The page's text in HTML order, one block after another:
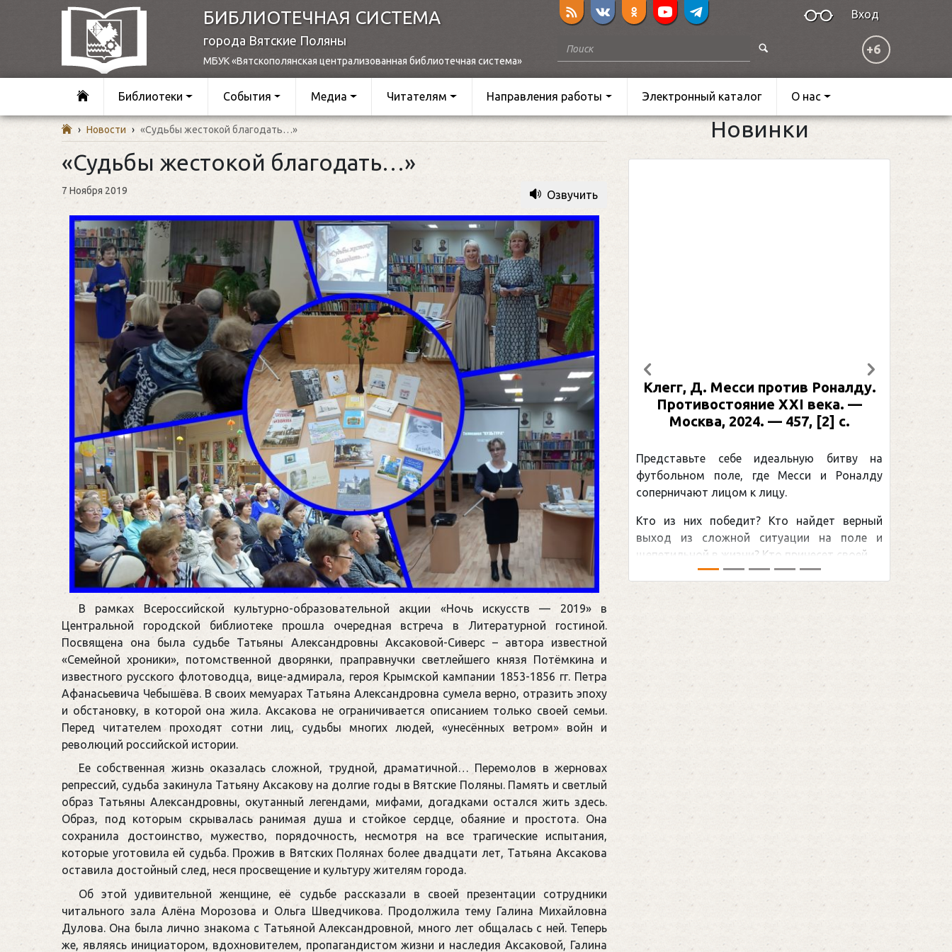
БИБЛИОТЕЧНАЯ СИСТЕМА
города Вятские Поляны
МБУК «Вятскополянская централизованная библиотечная система»
Вход
+6
Библиотеки События Медиа Читателям Направления работы Электронный каталог О нас
› Новости › «Судьбы жестокой благодать…»
«Судьбы жестокой благодать…»
7 Ноября 2019 Озвучить
В рамках Всероссийской культурно-образовательной акции «Ночь искусств — 2019» в
Центральной городской библиотеке прошла очередная встреча в Литературной гостиной.
Посвящена она была судьбе Татьяны Александровны Аксаковой-Сиверс – автора известной
«Семейной хроники», потомственной дворянки, праправнучки светлейшего князя Потёмкина и
известного русского флотоводца, вице-адмирала, героя Крымской кампании 1853-1856 гг. Петра
Афанасьевича Чебышёва. В своих мемуарах Татьяна Александровна сумела верно, отразить эпоху
и обстановку, в которой она жила. Аксакова не ограничивается описанием только своей семьи.
Перед читателем проходят сотни лиц, судьбы многих людей, «унесённых ветром» войн и
революций российской истории.
Ее собственная жизнь оказалась сложной, трудной, драматичной… Перемолов в жерновах
репрессий, судьба закинула Татьяну Аксакову на долгие годы в Вятские Поляны. Память и светлый
образ Татьяны Александровны, окутанный легендами, мифами, догадками остался жить здесь.
Образ, под которым скрывалась ранимая душа и стойкое сердце, обаяние и простота. Она
сохранила достоинство, мужество, порядочность, несмотря на все трагические испытания,
которые уготовила ей судьба. Прожив в Вятских Полянах более двадцати лет, Татьяна Аксакова
оставила достойный след, неся просвещение и культуру жителям города.
Об этой удивительной женщине, её судьбе рассказали в своей презентации сотрудники
читального зала Алёна Морозова и Ольга Шведчикова. Продолжила тему Галина Михайловна
Дулова. Она была лично знакома с Татьяной Александровной, много лет общалась с ней. Теперь
же, являясь инициатором, вдохновителем, пропагандистом жизни и наследия Аксаковой, Галина
Новинки
Клегг, Д. Месси против Роналду.
Противостояние XXI века. —
Москва, 2024. — 457, [2] с.
Представьте себе идеальную битву на
футбольном поле, где Месси и Роналду
соперничают лицом к лицу.
Кто из них победит? Кто найдет верный
выход из сложной ситуации на поле и
щепетильной в жизни? Кто принесет своей ...
Предыдущий Следующий